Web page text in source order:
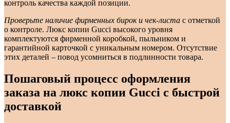
контроль качества каждой позиции.
Проверьте наличие фирменных бирок и чек-листа с отметкой
о контроле. Люкс копии Gucci высокого уровня
комплектуются фирменной коробкой, пыльником и
гарантийной карточкой с уникальным номером. Отсутствие
этих деталей – повод усомниться в подлинности товара.
Пошаговый процесс оформления
заказа на люкс копии Gucci с быстрой
доставкой